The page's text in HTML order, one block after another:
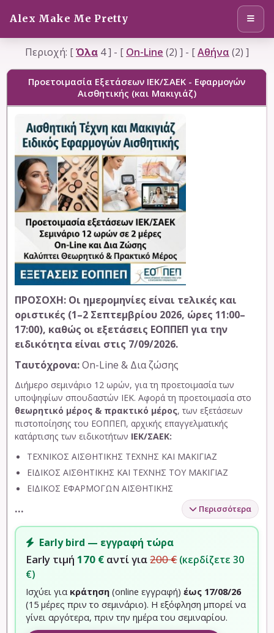
Alex Make Me Pretty Μενού
Περιοχή: [Όλα 4 ] - [ On-Line (2) ] - [Αθήνα (2) ]
Προετοιμασία Eξετάσεων ΙΕΚ/ΣΑΕΚ - Εφαρμογών
Αισθητικής (και Μακιγιάζ)
ΠΡΟΣΟΧΗ: Οι ημερομηνίες είναι τελικές και
οριστικές (1–2 Σεπτεμβρίου 2026, ώρες 11:00–
17:00), καθώς οι εξετάσεις ΕΟΠΠΕΠ για την
ειδικότητα είναι στις 7/09/2026.
Ταυτόχρονα:On-Line & Δια ζώσης
Διήμερο σεμινάριο 12 ωρών, για τη προετοιμασία των
υποψηφίων σπουδαστών ΙΕΚ. Αφορά τη προετοιμασία στο
θεωρητικό μέρος & πρακτικό μέρος, των εξετάσεων
πιστοποίησης του ΕΟΠΠΕΠ, αρχικής επαγγελματικής
κατάρτισης των ειδικοτήτων ΙΕΚ/ΣΑΕΚ:
ΤΕΧΝΙΚΟΣ ΑΙΣΘΗΤΙΚΗΣ ΤΕΧΝΗΣ ΚΑΙ ΜΑΚΙΓΙΑΖ
ΕΙΔΙΚΟΣ ΑΙΣΘΗΤΙΚΗΣ ΚΑΙ ΤΕΧΝΗΣ ΤΟΥ ΜΑΚΙΓΙΑΖ
ΕΙΔΙΚΟΣ ΕΦΑΡΜΟΓΩΝ ΑΙΣΘΗΤΙΚΗΣ
… Περισσότερα
Early bird — εγγραφή τώρα
Early τιμή170 € αντί για200 € (κερδίζετε 30
€)
Ισχύει για κράτηση (online εγγραφή)έως 17/08/26
(15 μέρες πριν το σεμινάριο). Η εξόφληση μπορεί να
γίνει αργότερα, πριν την ημέρα του σεμιναρίου.